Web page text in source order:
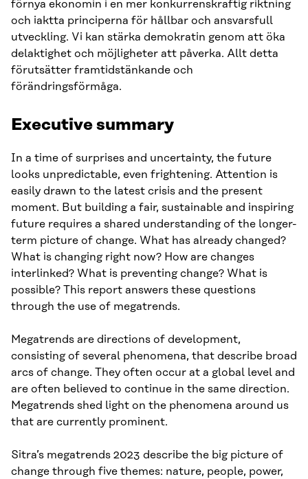
förnya ekonomin i en mer konkurrenskraftig riktning
och iaktta principerna för hållbar och ansvarsfull
utveckling. Vi kan stärka demokratin genom att öka
delaktighet och möjligheter att påverka. Allt detta
förutsätter framtidstänkande och
förändringsförmåga.
Executive summary
In a time of surprises and uncertainty, the future
looks unpredictable, even frightening. Attention is
easily drawn to the latest crisis and the present
moment. But building a fair, sustainable and inspiring
future requires a shared understanding of the longer-
term picture of change. What has already changed?
What is changing right now? How are changes
interlinked? What is preventing change? What is
possible? This report answers these questions
through the use of megatrends.
Megatrends are directions of development,
consisting of several phenomena, that describe broad
arcs of change. They often occur at a global level and
are often believed to continue in the same direction.
Megatrends shed light on the phenomena around us
that are currently prominent.
Sitra’s megatrends 2023 describe the big picture of
change through five themes: nature, people, power,